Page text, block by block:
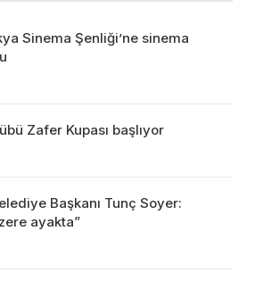
Sinema Şenliği’ne sinema
Zafer Kupası başlıyor
Başkanı Tunç Soyer:
ayakta”